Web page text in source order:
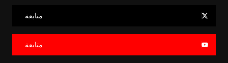
متابعة
متابعة